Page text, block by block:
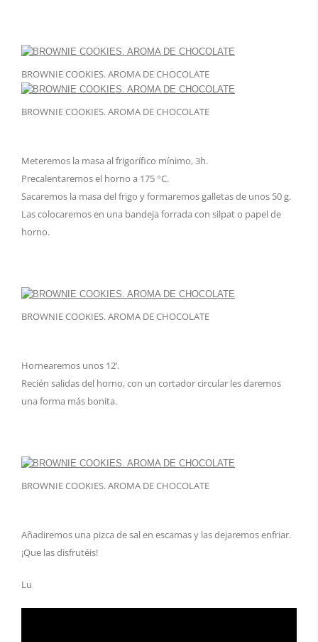
BROWNIE COOKIES. AROMA DE CHOCOLATE
BROWNIE COOKIES. AROMA DE CHOCOLATE
Meteremos la masa al frigorífico mínimo, 3h.
Precalentaremos el horno a 175 °C.
Sacaremos la masa del frigo y formaremos galletas de unos 50 g.
Las colocaremos en una bandeja forrada con silpat o papel de
horno.
BROWNIE COOKIES. AROMA DE CHOCOLATE
Hornearemos unos 12’.
Recién salidas del horno, con un cortador circular les daremos
una forma más bonita.
BROWNIE COOKIES. AROMA DE CHOCOLATE
Añadiremos una pizca de sal en escamas y las dejaremos enfriar.
¡Que las disfrutéis!
Lu